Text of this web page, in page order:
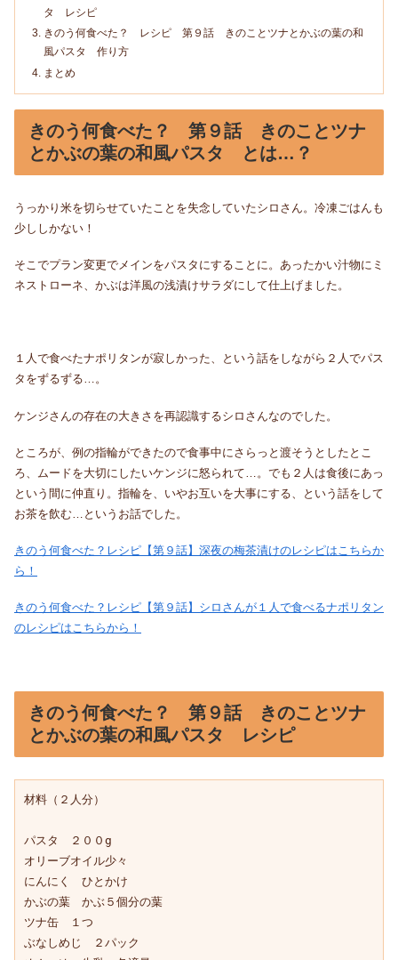
タ レシピ
きのう何食べた？ レシピ 第９話 きのことツナとかぶの葉の和
風パスタ 作り方
まとめ
きのう何食べた？ 第９話 きのことツナ
とかぶの葉の和風パスタ とは…？
うっかり米を切らせていたことを失念していたシロさん。冷凍ごはんも
少ししかない！
そこでプラン変更でメインをパスタにすることに。あったかい汁物にミ
ネストローネ、かぶは洋風の浅漬けサラダにして仕上げました。
１人で食べたナポリタンが寂しかった、という話をしながら２人でパス
タをずるずる…。
ケンジさんの存在の大きさを再認識するシロさんなのでした。
ところが、例の指輪ができたので食事中にさらっと渡そうとしたとこ
ろ、ムードを大切にしたいケンジに怒られて…。でも２人は食後にあっ
という間に仲直り。指輪を、いやお互いを大事にする、という話をして
お茶を飲む…というお話でした。
きのう何食べた？レシピ【第９話】深夜の梅茶漬けのレシピはこちらか
ら！
きのう何食べた？レシピ【第９話】シロさんが１人で食べるナポリタン
のレシピはこちらから！
きのう何食べた？ 第９話 きのことツナ
とかぶの葉の和風パスタ レシピ
材料（２人分）
パスタ　２００g
オリーブオイル少々
にんにく　ひとかけ
かぶの葉　かぶ５個分の葉
ツナ缶　１つ
ぶなしめじ　２パック